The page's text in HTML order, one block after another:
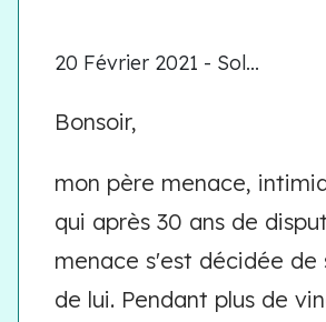
20 Février 2021 - Sol...
Bonsoir,
mon père menace,
qui après 30 ans de
menace s'est décidée de
de lui. Pendant plus de